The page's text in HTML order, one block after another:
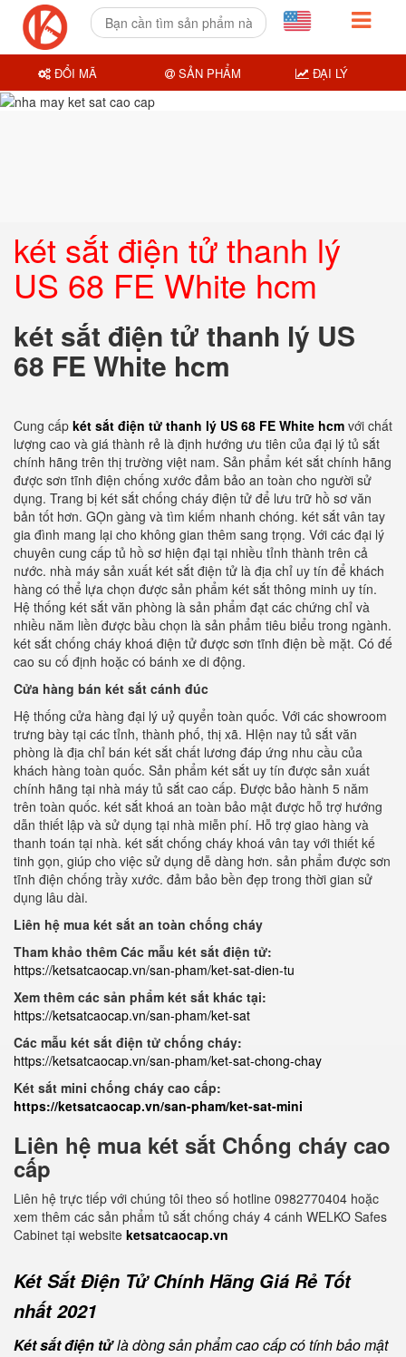
két sắt điện tử thanh lý
US 68 FE White hcm
két sắt điện tử thanh lý US
68 FE White hcm
Cung cấp két sắt điện tử thanh lý US 68 FE White hcm với chất
lượng cao và giá thành rẻ là định hướng ưu tiên của đại lý tủ sắt
chính hãng trên thị trường việt nam. Sản phẩm két sắt chính hãng
được sơn tĩnh điện chống xước đảm bảo an toàn cho người sử
dụng. Trang bị két sắt chống cháy điện tử để lưu trữ hồ sơ văn
bản tốt hơn. GỌn gàng và tìm kiếm nhanh chóng. két sắt vân tay
gia đình mang lại cho không gian thêm sang trọng. Với các đại lý
chuyên cung cấp tủ hồ sơ hiện đại tại nhiều tỉnh thành trên cả
nước. nhà máy sản xuất két sắt điện tử là địa chỉ uy tín để khách
hàng có thể lựa chọn được sản phẩm két sắt thông minh uy tín.
Hệ thống két sắt văn phòng là sản phẩm đạt các chứng chỉ và
nhiều năm liền được bầu chọn là sản phẩm tiêu biểu trong ngành.
két sắt chống cháy khoá điện tử được sơn tĩnh điện bề mặt. Có đế
cao su cố định hoặc có bánh xe di động.
Cửa hàng bán két sắt cánh đúc
Hệ thống cửa hàng đại lý uỷ quyển toàn quốc. Với các showroom
trưng bày tại các tỉnh, thành phố, thị xã. HIện nay tủ sắt văn
phòng là địa chỉ bán két sắt chất lương đáp ứng nhu cầu của
khách hàng toàn quốc. Sản phẩm két sắt uy tín được sản xuất
chính hãng tại nhà máy tủ sắt cao cấp. Được bảo hành 5 năm
trên toàn quốc. két sắt khoá an toàn bảo mật được hỗ trợ hướng
dẫn thiết lập và sử dụng tại nhà miễn phí. Hỗ trợ giao hàng và
thanh toán tại nhà. két sắt chống cháy khoá vân tay với thiết kế
tinh gọn, giúp cho việc sử dụng dễ dàng hơn. sản phẩm được sơn
tĩnh điện chống trầy xước. đảm bảo bền đẹp trong thời gian sử
dụng lâu dài.
Liên hệ mua két sắt an toàn chống cháy
Tham khảo thêm Các mẫu két sắt điện tử:
https://ketsatcaocap.vn/san-pham/ket-sat-dien-tu
Xem thêm các sản phẩm két sắt khác tại:
https://ketsatcaocap.vn/san-pham/ket-sat
Các mẫu két sắt điện tử chống cháy:
https://ketsatcaocap.vn/san-pham/ket-sat-chong-chay
Két sắt mini chống cháy cao cấp:
https://ketsatcaocap.vn/san-pham/ket-sat-mini
Liên hệ mua két sắt Chống cháy cao
cấp
Liên hệ trực tiếp với chúng tôi theo số hotline 0982770404 hoặc
xem thêm các sản phẩm tủ sắt chống cháy 4 cánh WELKO Safes
Cabinet tại website ketsatcaocap.vn
Két Sắt Điện Tử Chính Hãng Giá Rẻ Tốt
nhất 2021
Két sắt điện tửlà dòng sản phẩm cao cấp có tính bảo mật
ĐỔI MÃ SẢN PHẨM ĐẠI LÝ